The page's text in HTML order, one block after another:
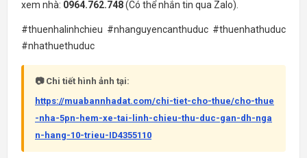
xem nhà: 0964.762.748(Có thể nhắn tin qua Zalo).
#thuenhalinhchieu #nhanguyencanthuduc #thuenhathuduc
#nhathuethuduc
📷 Chi tiết hình ảnh tại:
https://muabannhadat.com/chi-tiet-cho-thue/cho-thue
-nha-5pn-hem-xe-tai-linh-chieu-thu-duc-gan-dh-nga
n-hang-10-trieu-ID4355110